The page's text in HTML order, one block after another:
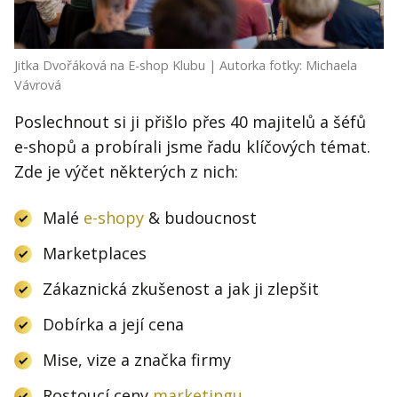
Jitka Dvořáková na E-shop Klubu | Autorka fotky: Michaela
Vávrová
Poslechnout si ji přišlo přes 40 majitelů a šéfů
e-shopů a probírali jsme řadu klíčových témat.
Zde je výčet některých z nich:
Malé e-shopy & budoucnost
Marketplaces
Zákaznická zkušenost a jak ji zlepšit
Dobírka a její cena
Mise, vize a značka firmy